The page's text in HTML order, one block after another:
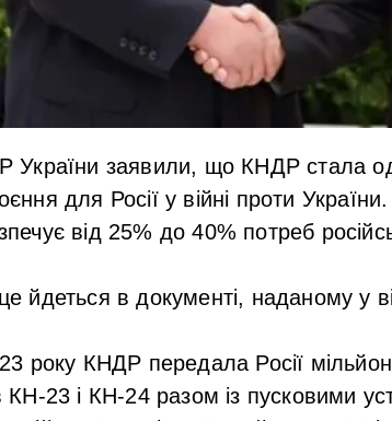
України заявили, що КНДР стала
для Росії у війні проти
від 25% до 40% потреб
йдеться в документі, наданому у
року КНДР передала Росії
КН-23 і КН-24 разом із пусковими